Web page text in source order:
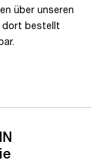
über unseren
dort bestellt